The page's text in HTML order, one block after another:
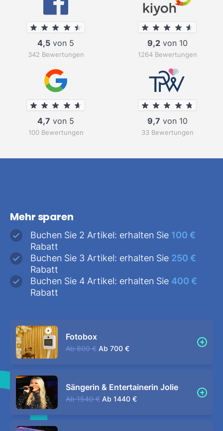
4,5 von 5
342 Bewertungen
9,2von 10
1264 Bewertungen
4,7 von 5
100 Bewertungen
9,7 von 10
33 Bewertungen
Mehr sparen
Buchen Sie 2 Artikel: erhalten Sie 100 €
Rabatt
Buchen Sie 3 Artikel: erhalten Sie 250 €
Rabatt
Buchen Sie 4 Artikel: erhalten Sie 400 €
Rabatt
Fotobox
Ab 800 € Ab 700 €
Sängerin & Entertainerin Jolie
Ab 1540 € Ab 1440 €